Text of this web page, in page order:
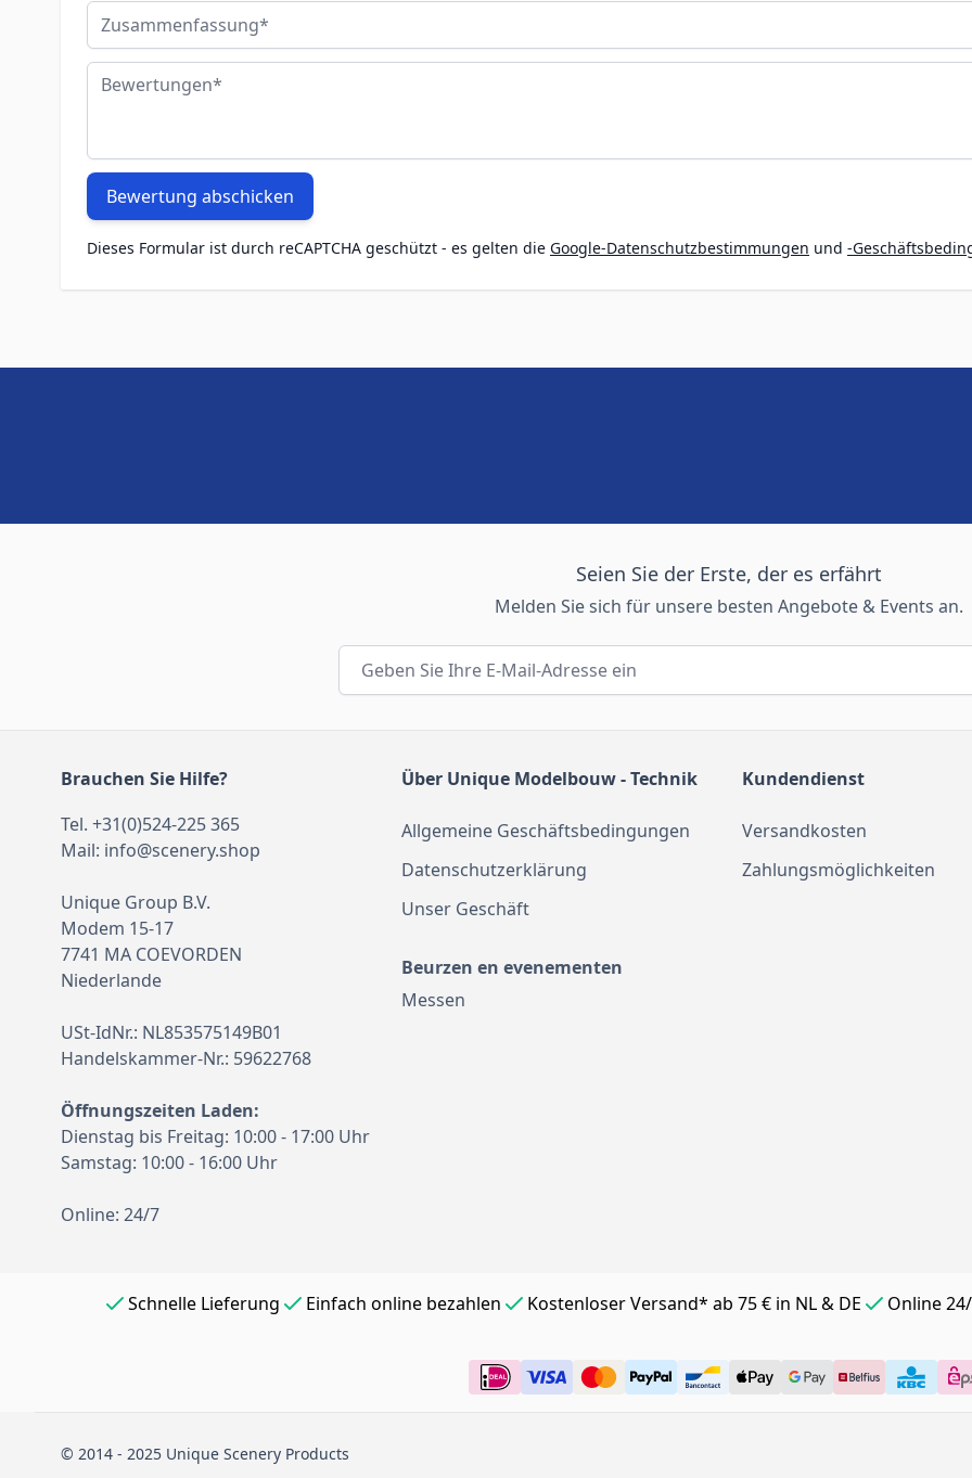
Zusammenfassung
Bewertungen
Bewertung abschicken
Dieses Formular ist durch reCAPTCHA geschützt - es gelten die Google-Datenschutzbestimmungen und -
Seien Sie der Erste, der es erfährt
Melden Sie sich für unsere besten Angebote & Events an.
E-Mail-Adresse
Brauchen Sie Hilfe?
Tel. +31(0)524-225 365
Mail: info@scenery.shop
Unique Group B.V.
Modem 15-17
7741 MA COEVORDEN
Niederlande
USt-IdNr.: NL853575149B01
Handelskammer-Nr.: 59622768
Öffnungszeiten Laden:
Dienstag bis Freitag: 10:00 - 17:00 Uhr
Samstag: 10:00 - 16:00 Uhr
Online: 24/7
Über Unique Modelbouw - Technik
Allgemeine Geschäftsbedingungen
Datenschutzerklärung
Unser Geschäft
Beurzen en evenementen
Messen
Kundendienst
Versandkosten
Zahlungsmöglichkeiten
Schnelle Lieferung Einfach online bezahlen Kostenloser Versand* ab 75 € in NL & DE Online
© 2014 - 2025 Unique Scenery Products